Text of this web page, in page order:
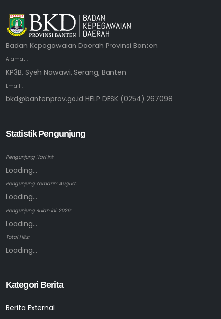
Badan Kepegawaian Daerah Provinsi Banten
Alamat :
KP3B, Syeh Nawawi, Serang, Banten
Email :
bkd@bantenprov.go.id HELP DESK (0254) 267098
Statistik Pengunjung
Pengunjung Hari ini:
Loading...
Pengunjung Kemarin: August:
Loading...
Pengunjung Bulan ini: 2026:
Loading...
Total Hits:
Loading...
Kategori Berita
Berita External